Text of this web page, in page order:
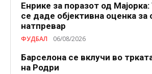
Енрике за поразот од
се даде објективна оценка за
натпревар
ФУДБАЛ 06/08/2026
Барселона се вклучи во
на Родри